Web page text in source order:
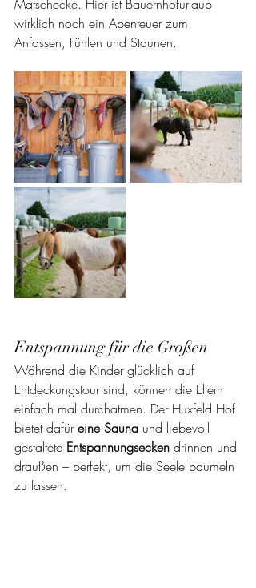
Matschecke. Hier ist Bauernhofurlaub
wirklich noch ein Abenteuer zum
Anfassen, Fühlen und Staunen.
Entspannung für die Großen
Während die Kinder glücklich auf
Entdeckungstour sind, können die Eltern
einfach mal durchatmen. Der Huxfeld Hof
bietet dafür eine Sauna und liebevoll
gestaltete Entspannungsecken drinnen und
draußen – perfekt, um die Seele baumeln
zu lassen.